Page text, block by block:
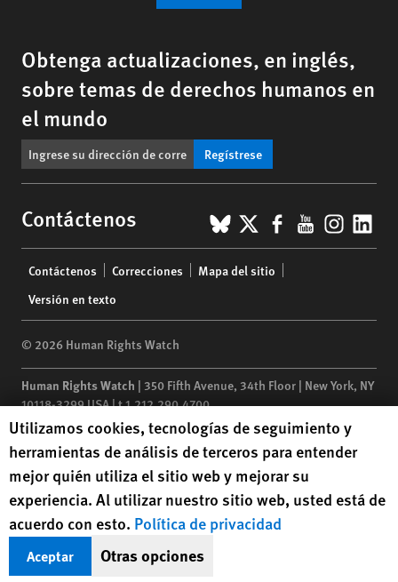
Obtenga actualizaciones, en inglés,
sobre temas de derechos humanos en
el mundo
Regístrese
Contáctenos BlueSky
X Facebook
YouTube
menu
Contáctenos Correcciones
Mapa del sitio
Versión en texto
© 2026 Human Rights Watch
Human Rights Watch | 350 Fifth Avenue, 34th Floor | New York, NY
10118-3299USA|t1.212.290.4700
Human Rights Watchis a 501(C)(3) nonprofit registered in the US
under EIN: 13-2875808
Human Rights Watch cookie preferences
Utilizamos cookies, tecnologías de seguimiento y
herramientas de análisis de terceros para entender
mejor quién utiliza el sitio web y mejorar su
experiencia. Al utilizar nuestro sitio web, usted está de
acuerdo con esto. Política de privacidad
Aceptar Otras opciones